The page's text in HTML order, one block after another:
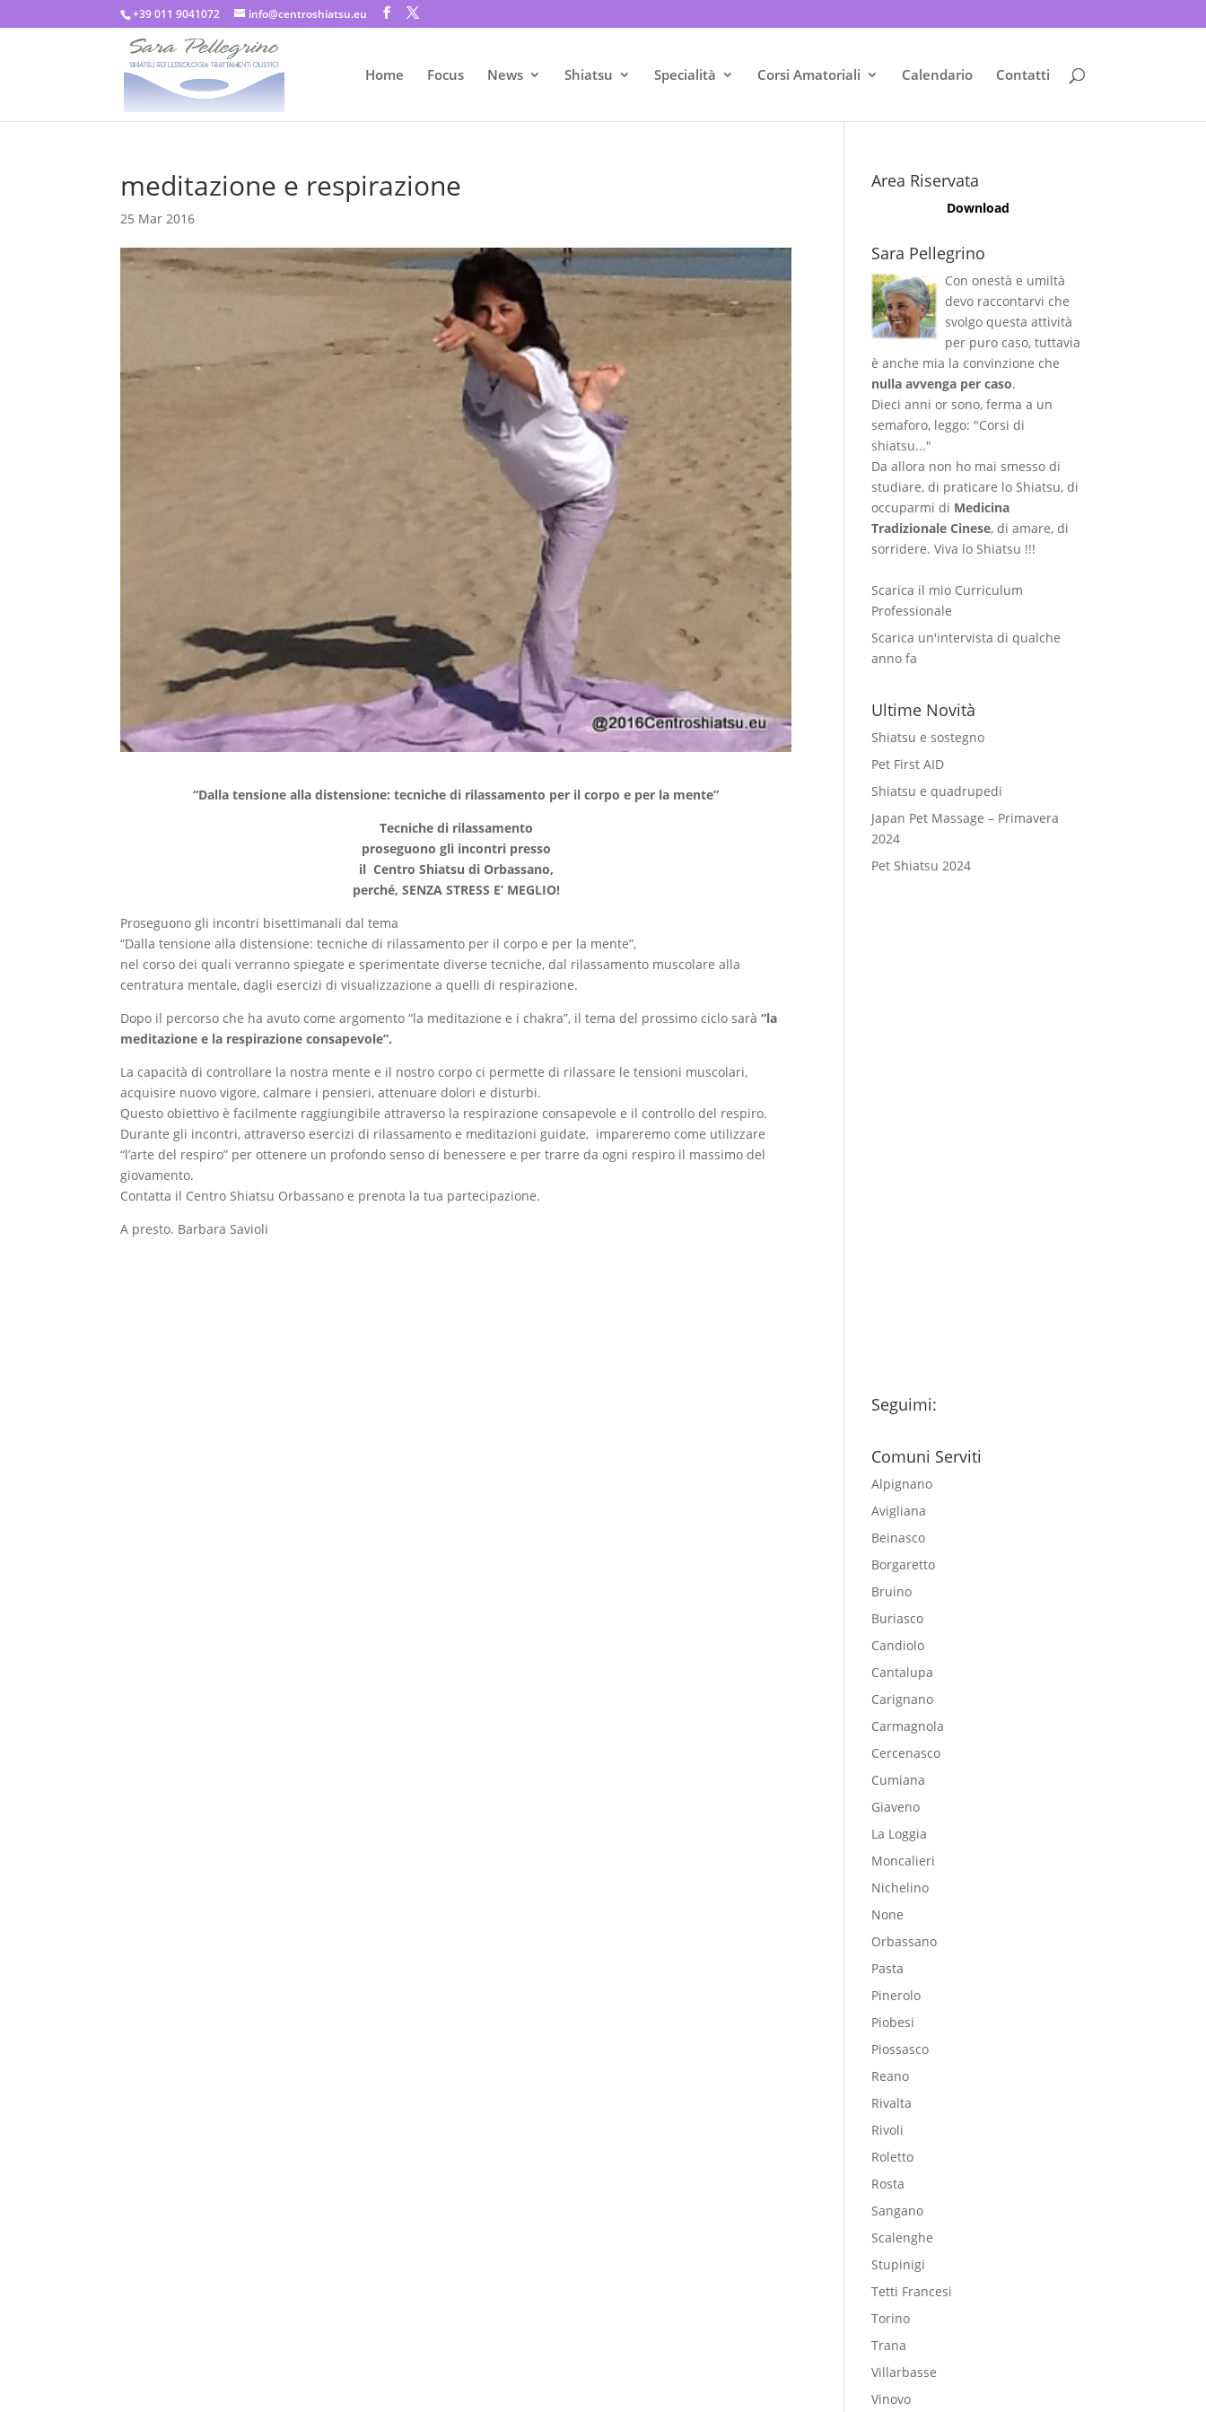
+39 011 9041072 info@centroshiatsu.eu
Home Focus News Shiatsu Specialità Corsi Amatoriali Calendario Contatti
meditazione e respirazione
25 Mar 2016
“Dalla tensione alla distensione: tecniche di rilassamento per il corpo e per la mente”
Tecniche di rilassamento
proseguono gli incontri presso
il Centro Shiatsu di Orbassano,
perché, SENZA STRESS E’ MEGLIO!
Proseguono gli incontri bisettimanali dal tema
“Dalla tensione alla distensione: tecniche di rilassamento per il corpo e per la mente”,
nel corso dei quali verranno spiegate e sperimentate diverse tecniche, dal rilassamento muscolare alla
centratura mentale, dagli esercizi di visualizzazione a quelli di respirazione.
Dopo il percorso che ha avuto come argomento “la meditazione e i chakra”, il tema del prossimo ciclo sarà“la
meditazione e la respirazione consapevole”.
La capacità di controllare la nostra mente e il nostro corpo ci permette di rilassare le tensioni muscolari,
acquisire nuovo vigore, calmare i pensieri, attenuare dolori e disturbi.
Questo obiettivo è facilmente raggiungibile attraverso la respirazione consapevole e il controllo del respiro.
Durante gli incontri, attraverso esercizi di rilassamento e meditazioni guidate, impareremo come utilizzare
“l’arte del respiro” per ottenere un profondo senso di benessere e per trarre da ogni respiro il massimo del
giovamento.
Contatta il Centro Shiatsu Orbassano e prenota la tua partecipazione.
A presto. Barbara Savioli
Area Riservata
Download
Sara Pellegrino
Con onestà e umiltà
devo raccontarvi che
svolgo questa attività
per puro caso, tuttavia
è anche mia la convinzione che
nulla avvenga per caso.
Dieci anni or sono, ferma a un
semaforo, leggo: "Corsi di
shiatsu..."
Da allora non ho mai smesso di
studiare, di praticare lo Shiatsu, di
occuparmi di Medicina
Tradizionale Cinese, di amare, di
sorridere. Viva lo Shiatsu !!!
Scarica il mio Curriculum
Professionale
Scarica un'intervista di qualche
anno fa
Ultime Novità
Shiatsu e sostegno
Pet First AID
Shiatsu e quadrupedi
Japan Pet Massage – Primavera
2024
Pet Shiatsu 2024
Seguimi:
Comuni Serviti
Alpignano
Avigliana
Beinasco
Borgaretto
Bruino
Buriasco
Candiolo
Cantalupa
Carignano
Carmagnola
Cercenasco
Cumiana
Giaveno
La Loggia
Moncalieri
Nichelino
None
Orbassano
Pasta
Pinerolo
Piobesi
Piossasco
Reano
Rivalta
Rivoli
Roletto
Rosta
Sangano
Scalenghe
Stupinigi
Tetti Francesi
Torino
Trana
Villarbasse
Vinovo